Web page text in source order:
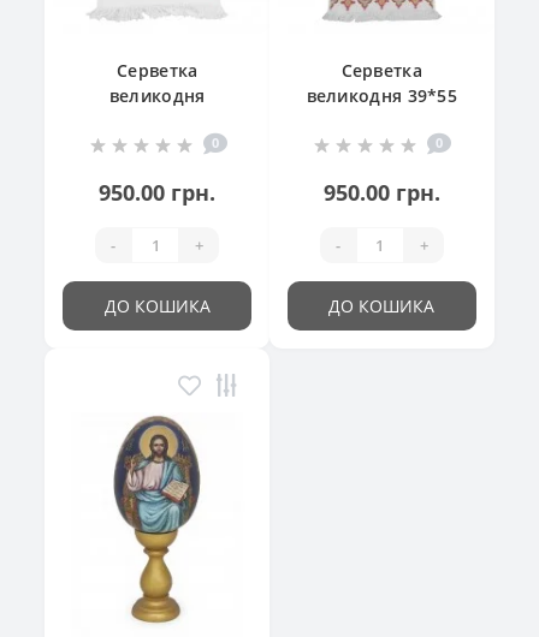
Серветка
великодня
кошик"
0
950.00 грн.
- +
ДО КОШИКА
Серветка
великодня 39*55
0
950.00 грн.
- +
ДО КОШИКА